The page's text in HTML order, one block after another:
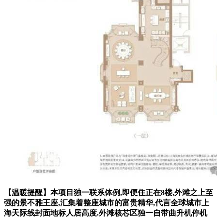
【温暖提醒】本项目独一联系体例,即便住正在8楼,外滩之上至
强的景不雅王座,汇集着整座城市的富贵精华,代言全球城市上
海天际线封面地标人居高度.外滩核芯区独一自带曲升机停机